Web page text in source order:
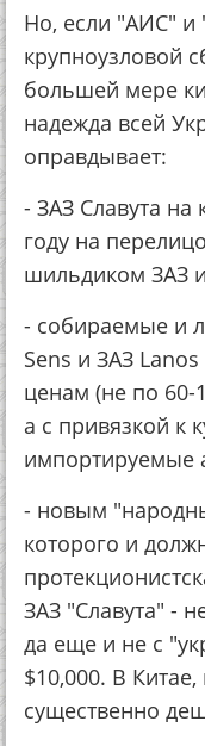
Но, если "АИС" и
крупноузловой
большей мере
надежда всей
оправдывает:
- ЗАЗ Славута на
году на
шильдиком ЗАЗ
- собираемые и
Sens и ЗАЗ
ценам (не по 60-
а с привязкой к
импортируемые
- новым
которого и
ЗАЗ "Славута" -
да еще и не с
$10,000. В Китае,
существенно